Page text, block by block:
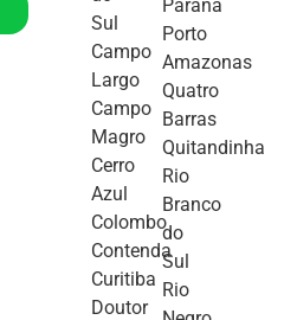
Sul
Campo
Largo
Campo
Magro
Cerro
Azul
Colombo
Contenda
Curitiba
Doutor
Paraná
Porto
Amazonas
Quatro
Barras
Quitandinha
Rio
Branco
do
Sul
Rio